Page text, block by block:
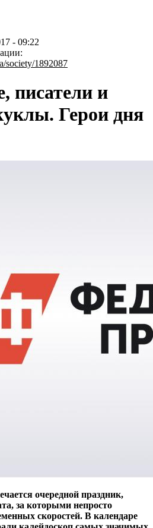
- 09:22
society/1892087
писатели и
Герои дня
очередной праздник,
за которыми непросто
скоростей. В календаре